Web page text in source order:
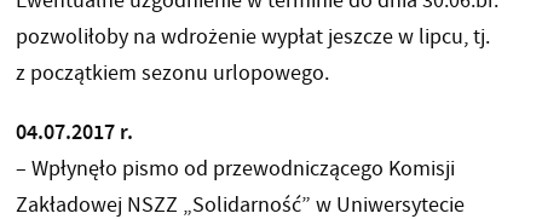
pozwoliłoby na wdrożenie wypłat jeszcze w lipcu, tj.
z początkiem sezonu urlopowego.
04.07.2017 r.
– Wpłynęło pismo od przewodniczącego Komisji
Zakładowej NSZZ „Solidarność” w Uniwersytecie